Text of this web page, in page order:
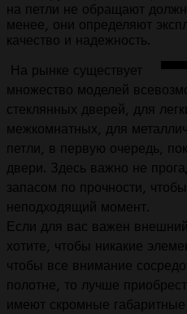
на петли не обращают
менее, они определяют
качество и надежность.
На рынке существует
множество моделей
стеклянных дверей, для
межкомнатных, для
петли, в первую очередь,
двери. Здесь важно не
запасом по прочности,
неподходящий момент.
Если для вас важен
хотите, чтобы никакие
чтобы все внимание
полотне, то лучше
имеют скромные